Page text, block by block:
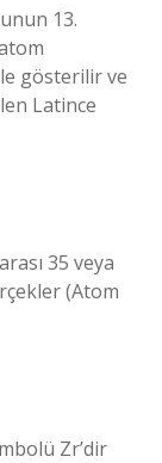
13.
gösterilir ve
Latince
35 veya
(Atom
Zr’dir